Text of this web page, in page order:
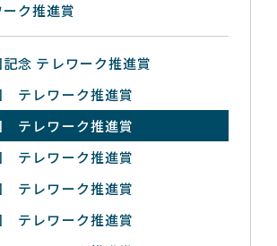
ク推進賞
念 テレワーク推進賞
テレワーク推進賞
テレワーク推進賞
テレワーク推進賞
テレワーク推進賞
テレワーク推進賞